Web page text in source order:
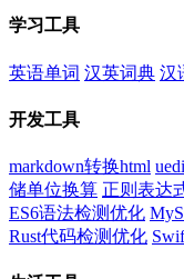
学习工具
英语单词 汉英词典 汉
开发工具
markdown转换html
储单位换算 正则表达
ES6语法检测优化
Rust代码检测优化